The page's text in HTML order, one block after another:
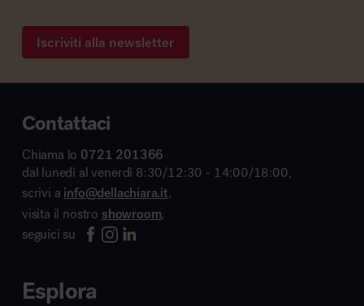
Iscriviti alla newsletter
Contattaci
Chiama lo 0721 201366
dal lunedì al venerdì 8:30/12:30 - 14:00/18:00,
scrivi a info@dellachiara.it,
visita il nostro showroom,
seguici su
Esplora